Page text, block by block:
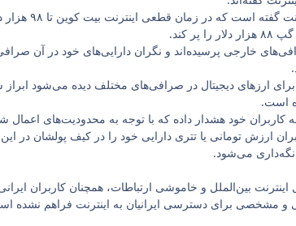
یکی از
کند.
خارجی پرسیده‌اند و نگران دارایی‌های خود در آن
برای ارزهای دیجیتال در صرافی‌های مختلف دیده می‌شود
است.
کاربران خود هشدار داده که با توجه به محدودیت‌های
ارزش تومانی یا تتری دارایی خود را در کیف پولشان در
نگه‌داری می‌شود.
روز از قطعی کامل اینترنت بین‌الملل و خاموشی ارتباطات، همچنان
مشخصی برای دسترسی ایرانیان به اینترنت فراهم نشده